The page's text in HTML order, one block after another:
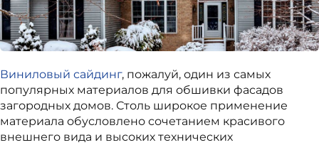
Виниловый сайдинг, пожалуй, один из самых
популярных материалов для обшивки фасадов
загородных домов. Столь широкое применение
материала обусловлено сочетанием красивого
внешнего вида и высоких технических